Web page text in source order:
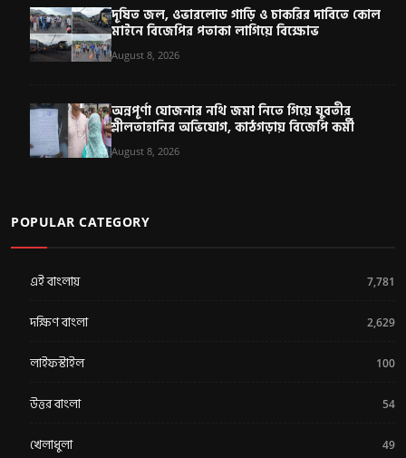
দূষিত জল, ওভারলোড গাড়ি ও চাকরির দাবিতে কোল
মাইনে বিজেপির পতাকা লাগিয়ে বিক্ষোভ
August 8, 2026
অন্নপূর্ণা যোজনার নথি জমা নিতে গিয়ে যুবতীর
শ্লীলতাহানির অভিযোগ, কাঠগড়ায় বিজেপি কর্মী
August 8, 2026
POPULAR CATEGORY
এই বাংলায় 7,781
দক্ষিণ বাংলা 2,629
লাইফস্টাইল 100
উত্তর বাংলা 54
খেলাধুলা 49